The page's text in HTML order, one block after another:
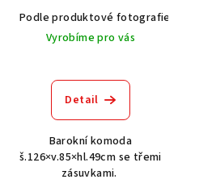
Podle produktové fotografie
Vyrobíme pro vás
Detail
Barokní komoda
š.126×v.85×hl.49cm se třemi
zásuvkami.